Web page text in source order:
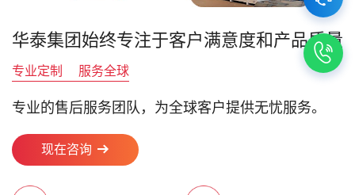
华泰集团始终专注于客户满意度和产品质量
专业定制 服务全球
专业的售后服务团队，为全球客户提供无忧服务。
现在咨询